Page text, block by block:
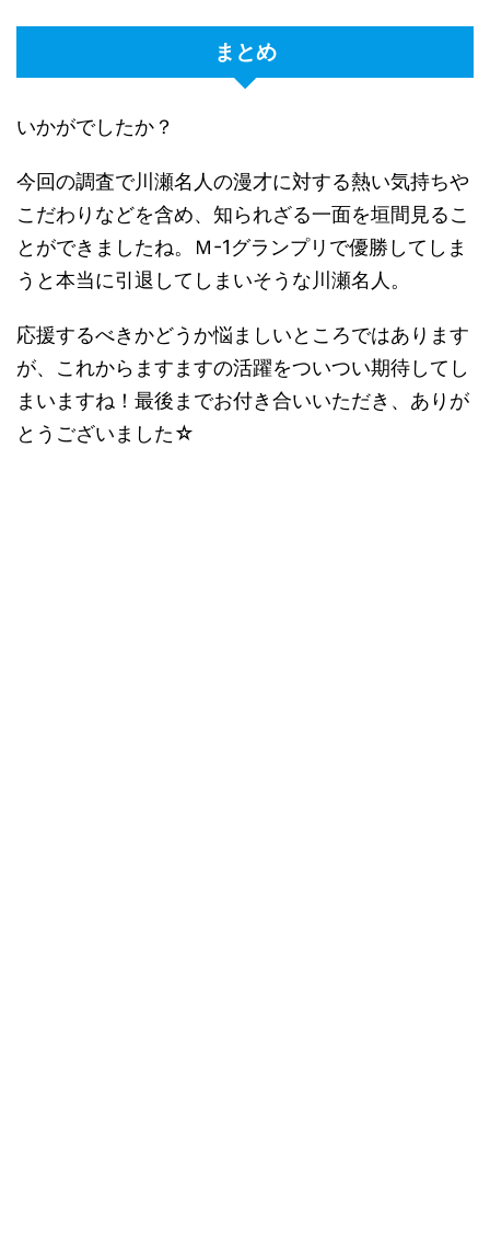
まとめ
いかがでしたか？
今回の調査で川瀬名人の漫才に対する熱い気持ちや
こだわりなどを含め、知られざる一面を垣間見るこ
とができましたね。Ｍ-1グランプリで優勝してしま
うと本当に引退してしまいそうな川瀬名人。
応援するべきかどうか悩ましいところではあります
が、これからますますの活躍をついつい期待してし
まいますね！最後までお付き合いいただき、ありが
とうございました☆